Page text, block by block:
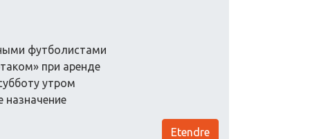
футболистами
при аренде
утром
назначение
Etendre